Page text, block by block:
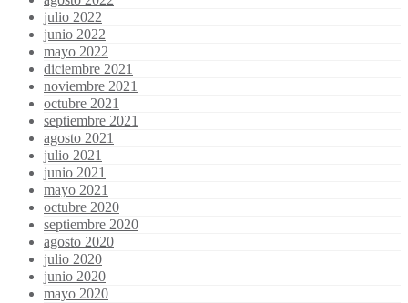
julio 2022
junio 2022
mayo 2022
diciembre 2021
noviembre 2021
octubre 2021
septiembre 2021
agosto 2021
julio 2021
junio 2021
mayo 2021
octubre 2020
septiembre 2020
agosto 2020
julio 2020
junio 2020
mayo 2020